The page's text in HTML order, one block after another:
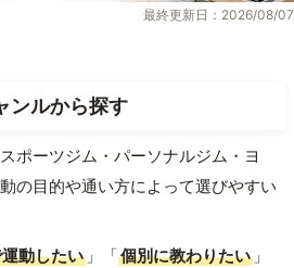
最終更新日：2026/08/07
ンルから探す
ポーツジム・パーソナルジム・ヨ
の目的や通い方によって選びやすい
動したい 」「個別に教わりたい 」